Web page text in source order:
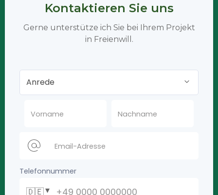
Kontaktieren Sie uns
Gerne unterstütze ich Sie bei Ihrem Projekt
in Freienwill.